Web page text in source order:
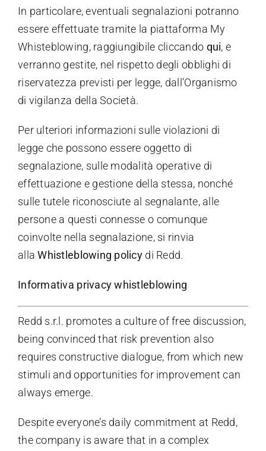
In particolare, eventuali segnalazioni potranno
essere effettuate tramite la piattaforma My
Whisteblowing, raggiungibile cliccando qui, e
verranno gestite, nel rispetto degli obblighi di
riservatezza previsti per legge, dall’Organismo
di vigilanza della Società.
Per ulteriori informazioni sulle violazioni di
legge che possono essere oggetto di
segnalazione, sulle modalità operative di
effettuazione e gestione della stessa, nonché
sulle tutele riconosciute al segnalante, alle
persone a questi connesse o comunque
coinvolte nella segnalazione, si rinvia
allaWhistleblowing policy di Redd.
Informativa privacy whistleblowing
Redd s.r.l. promotes a culture of free discussion,
being convinced that risk prevention also
requires constructive dialogue, from which new
stimuli and opportunities for improvement can
always emerge.
Despite everyone’s daily commitment at Redd,
the company is aware that in a complex